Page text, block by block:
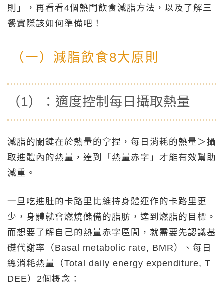
則」，再看看4個熱門飲食減脂方法，以及了解三
餐實際該如何準備吧！
（一）減脂飲食8大原則
（1）：適度控制每日攝取熱量
減脂的關鍵在於熱量的拿捏，每日消耗的熱量＞攝
取進體內的熱量，達到「熱量赤字」才能有效幫助
減重。
一旦吃進肚的卡路里比維持身體運作的卡路里更
少，身體就會燃燒儲備的脂肪，達到燃脂的目標。
而想要了解自己的熱量赤字區間，就需要先認識基
礎代謝率（Basal metabolic rate, BMR）、每日
總消耗熱量（Total daily energy expenditure, T
DEE）2個概念：